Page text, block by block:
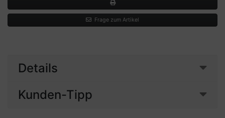
Frage zum Artikel
Details
Kunden-Tipp